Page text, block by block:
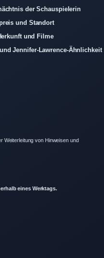
der Schauspielerin
und Standort
und Filme
Jennifer-Lawrence-Ähnlichkeit
Weiterleitung von Hinweisen und
eines Werktags.